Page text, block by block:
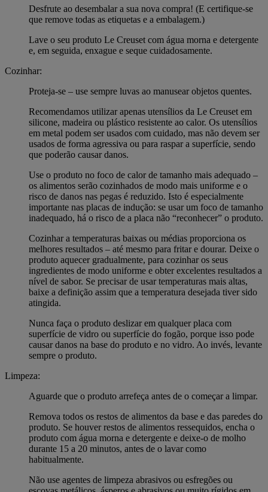
Desfrute ao desembalar a sua nova compra! (E certifique-se
que remove todas as etiquetas e a embalagem.)
Lave o seu produto Le Creuset com água morna e detergente
e, em seguida, enxague e seque cuidadosamente.
Cozinhar:
Proteja-se – use sempre luvas ao manusear objetos quentes.
Recomendamos utilizar apenas utensílios da Le Creuset em
silicone, madeira ou plástico resistente ao calor. Os utensílios
em metal podem ser usados com cuidado, mas não devem ser
usados de forma agressiva ou para raspar a superfície, sendo
que poderão causar danos.
Use o produto no foco de calor de tamanho mais adequado –
os alimentos serão cozinhados de modo mais uniforme e o
risco de danos nas pegas é reduzido. Isto é especialmente
importante nas placas de indução: se usar um foco de tamanho
inadequado, há o risco de a placa não “reconhecer” o produto.
Cozinhar a temperaturas baixas ou médias proporciona os
melhores resultados – até mesmo para fritar e dourar. Deixe o
produto aquecer gradualmente, para cozinhar os seus
ingredientes de modo uniforme e obter excelentes resultados a
nível de sabor. Se precisar de usar temperaturas mais altas,
baixe a definição assim que a temperatura desejada tiver sido
atingida.
Nunca faça o produto deslizar em qualquer placa com
superfície de vidro ou superfície do fogão, porque isso pode
causar danos na base do produto e no vidro. Ao invés, levante
sempre o produto.
Limpeza:
Aguarde que o produto arrefeça antes de o começar a limpar.
Remova todos os restos de alimentos da base e das paredes do
produto. Se houver restos de alimentos ressequidos, encha o
produto com água morna e detergente e deixe-o de molho
durante 15 a 20 minutos, antes de o lavar como
habitualmente.
Não use agentes de limpeza abrasivos ou esfregões ou